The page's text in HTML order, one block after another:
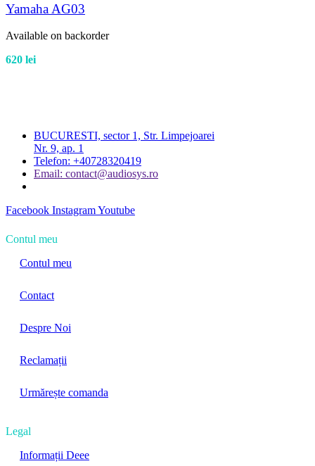
Yamaha AG03
Available on backorder
620 lei
BUCURESTI, sector 1, Str. Limpejoarei
Nr. 9, ap. 1
Telefon: +40728320419
Email: contact@audiosys.ro
Facebook InstagramYoutube
Contul meu
Contul meu
Contact
Despre Noi
Reclamații
Urmărește comanda
Legal
Informații Deee